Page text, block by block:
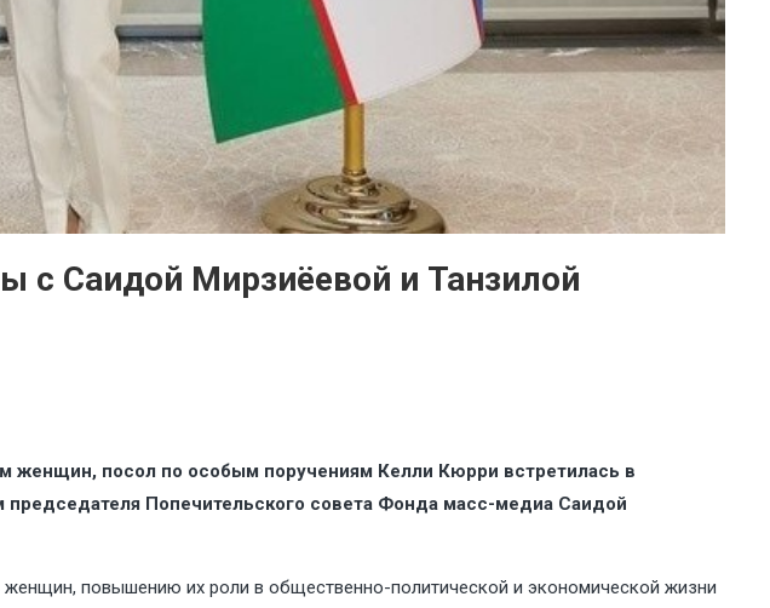
с Саидой Мирзиёевой и Танзилой
женщин, посол по особым поручениям Келли Кюрри встретилась в
Попечительского совета Фонда масс-медиа Саидой
повышению их роли в общественно-политической и экономической жизни